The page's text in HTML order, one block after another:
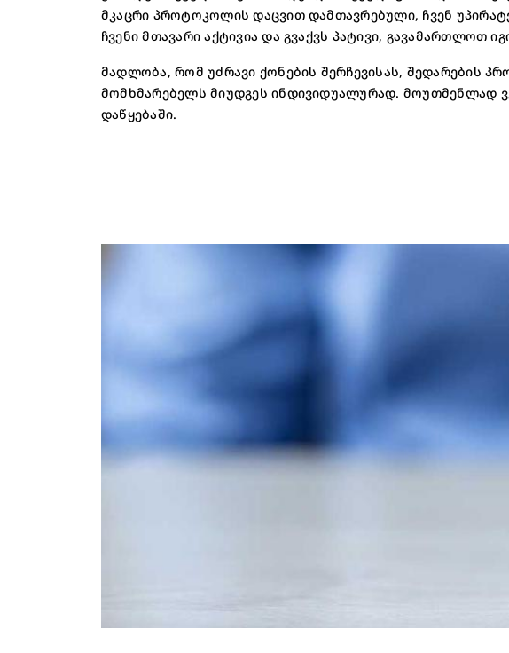
მკაცრი პროტოკოლის დაცვით დამთავრებული, ჩვენ
ჩვენი მთავარი აქტივია და გვაქვს პატივი, გავამართლოთ
მადლობა, რომ უძრავი ქონების შერჩევისას, შედარების
მომხმარებელს მიუდგეს ინდივიდუალურად. მოუთმენლად
დაწყებაში.